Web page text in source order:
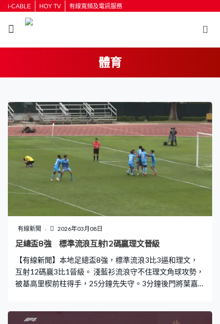
i-CABLE HOY TV 有線寬頻及電訊服務
體育
按輸入鍵開始搜尋
有線新聞 2026年03月08日
足總盃8強 標準流浪互射12碼贏理文晉級
【有線新聞】本地足總盃8強，標準流浪3比3逼和理文，
互射12碼贏3比1晉級。 淺藍衫流浪守不住理文角球攻勢，
被基高里楔前柱得手，25分鐘先失守。3分鐘後門將葉嘉
入，40分鐘為流浪半場追回一球。 理文72分鐘再拉開兩球